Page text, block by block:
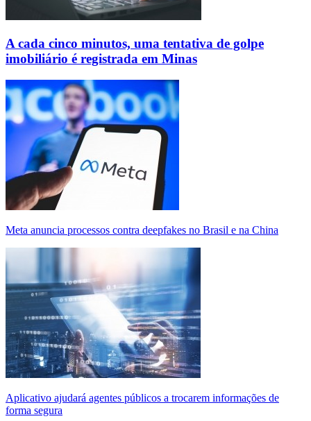
A cada cinco minutos, uma tentativa de golpe
imobiliário é registrada em Minas
Meta anuncia processos contra deepfakes no Brasil e na China
Aplicativo ajudará agentes públicos a trocarem informações de
forma segura